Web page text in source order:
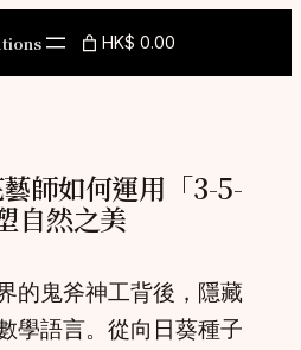
HK$ 0.00
師如何運用「3-5-
自然之美
的鬼斧神工背後，隱藏
學語言。從向日葵種子